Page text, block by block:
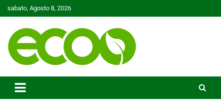
to
sabato, Agosto 8, 2026
Ecoo.it